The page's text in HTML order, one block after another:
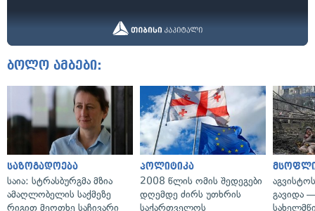
ბოლო ამბები:
საზოგადოება
საია: სტრასბურგმა მზია
ამაღლობელის საქმეზე
რიგით მეოთხე საჩივარი
პოლიტიკა
2008 წლის ომის შედეგები
დღემდე ძირს უთხრის
საქართველოს
გავიდა